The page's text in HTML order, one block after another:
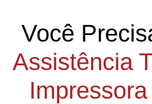
Você
Assistência